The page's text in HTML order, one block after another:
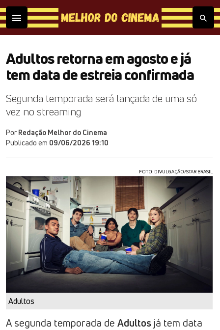
Adultos retorna em agosto e já
tem data de estreia confirmada
Segunda temporada será lançada de uma só
vez no streaming
Por Redação Melhor do Cinema
Publicado em 09/06/2026 19:10
FOTO: DIVULGAÇÃO/STAR BRASIL
Adultos
A segunda temporada de Adultos já tem data